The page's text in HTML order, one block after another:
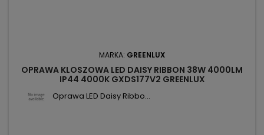
MARKA: GREENLUX
OPRAWA KLOSZOWA LED DAISY RIBBON 38W 4000LM
IP44 4000K GXDS177V2 GREENLUX
Oprawa LED Daisy Ribbo...